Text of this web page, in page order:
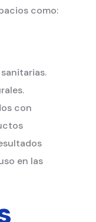
como:
con
en las